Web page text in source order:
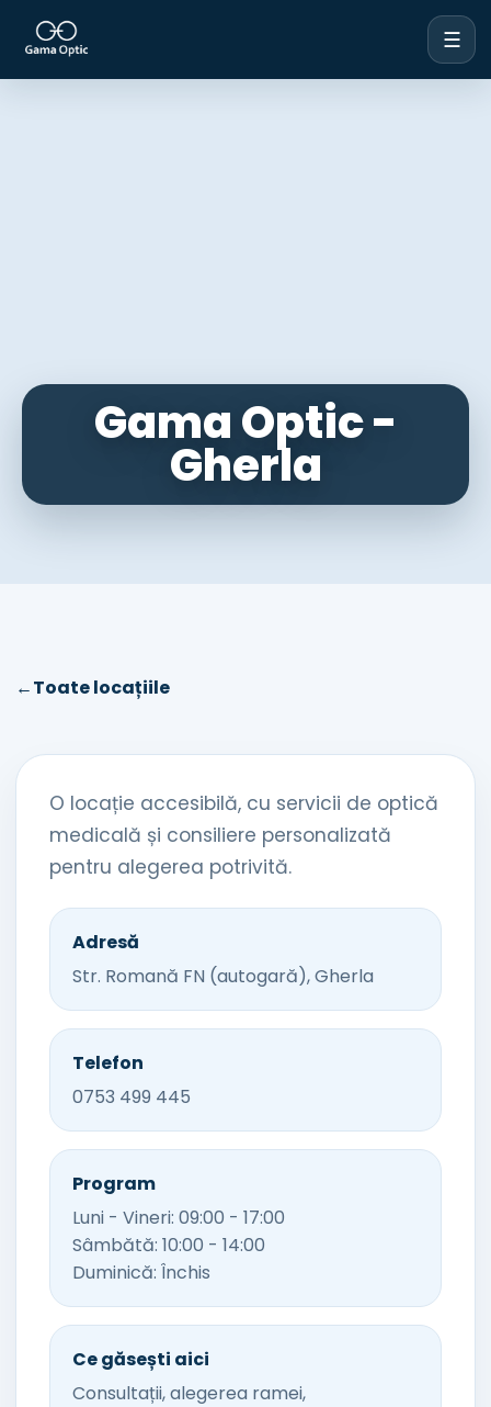
☰
Gama Optic -
Gherla
←Toate locațiile
O locație accesibilă, cu servicii de optică
medicală și consiliere personalizată
pentru alegerea potrivită.
Adresă
Str. Romană FN (autogară), Gherla
Telefon
0753 499 445
Program
Luni - Vineri: 09:00 - 17:00
Sâmbătă: 10:00 - 14:00
Duminică: Închis
Ce găsești aici
Consultații, alegerea ramei,